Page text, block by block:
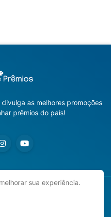
as melhores promoções
prêmios do país!
sua experiência.